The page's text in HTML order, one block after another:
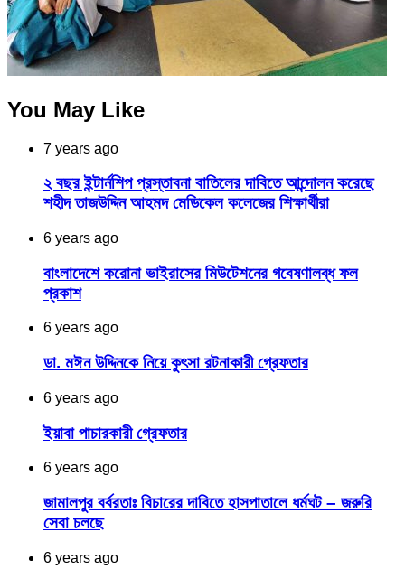
You May Like
7 years ago
২ বছর ইন্টার্নশিপ প্রস্তাবনা বাতিলের দাবিতে আন্দোলন করেছে
শহীদ তাজউদ্দিন আহমদ মেডিকেল কলেজের শিক্ষার্থীরা
6 years ago
বাংলাদেশে করোনা ভাইরাসের মিউটেশনের গবেষণালব্ধ ফল
প্রকাশ
6 years ago
ডা. মঈন উদ্দিনকে নিয়ে কুৎসা রটনাকারী গ্রেফতার
6 years ago
ইয়াবা পাচারকারী গ্রেফতার
6 years ago
জামালপুর বর্বরতাঃ বিচারের দাবিতে হাসপাতালে ধর্মঘট – জরুরি
সেবা চলছে
6 years ago